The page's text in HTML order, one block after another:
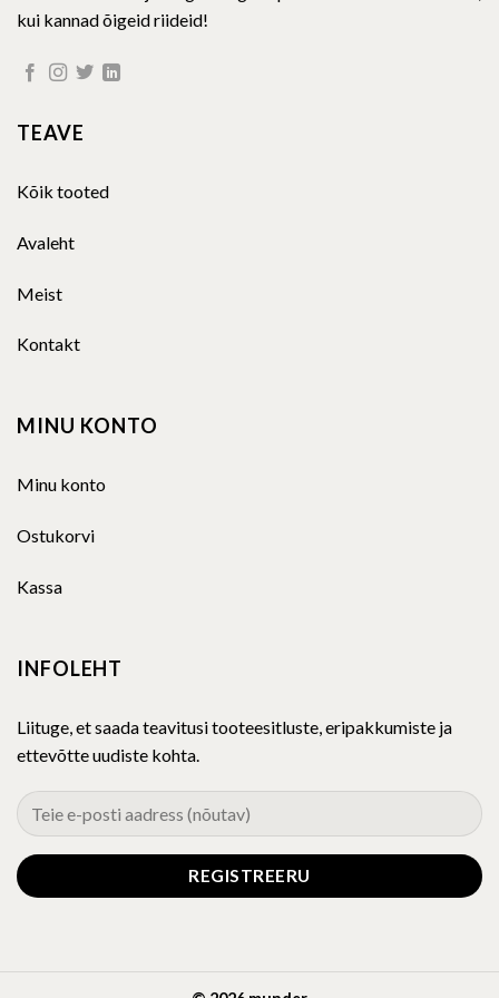
kui kannad õigeid riideid!
TEAVE
Kõik tooted
Avaleht
Meist
Kontakt
MINU KONTO
Minu konto
Ostukorvi
Kassa
INFOLEHT
Liituge, et saada teavitusi tooteesitluste, eripakkumiste ja
ettevõtte uudiste kohta.